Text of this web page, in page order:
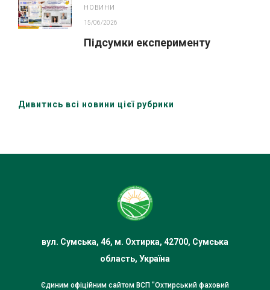
НОВИНИ
15/06/2026
Підсумки експерименту
Дивитись всі новини цієї рубрики
вул. Сумська, 46, м. Охтирка, 42700, Сумська
область, Україна
Єдиним офіційним сайтом ВСП "Охтирський фаховий